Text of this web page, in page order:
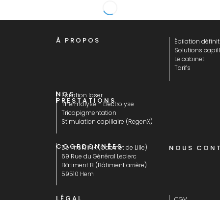
À PROPOS
Épilation
Solutions
Le cabinet
Tarifs
NOS
PRESTATIONS
Épilation laser
Thermolyse – Électrolyse
Tricopigmentation
Stimulation capillaire (RegenX)
COORDONNÉES
DermoKliniK (Cabinet de Lille)
69 Rue du Général Leclerc
Bâtiment B (Bâtiment arrière)
59510 Hem
NOUS